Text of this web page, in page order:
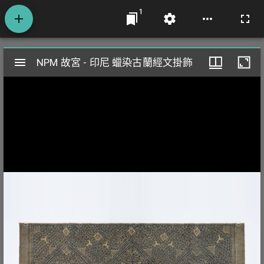
1
Mirador
閱
NPM 故宮 - 印尼 蠟染古蘭經文掛飾
NPM 故宮 - 印尼 蠟染古蘭經文掛飾